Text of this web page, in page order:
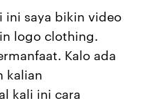
ini saya bikin video
logo clothing.
Kalo ada
kalian
kali ini cara